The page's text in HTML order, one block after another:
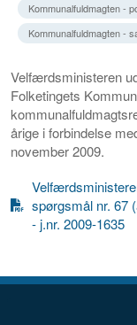
Kommunalfuldmagten -
Kommunalfuldmagten -
Velfærdsministeren
Folketingets
årige i forbindelse
november 2009.
spørgsmål nr. 67
- j.nr. 2009-1635